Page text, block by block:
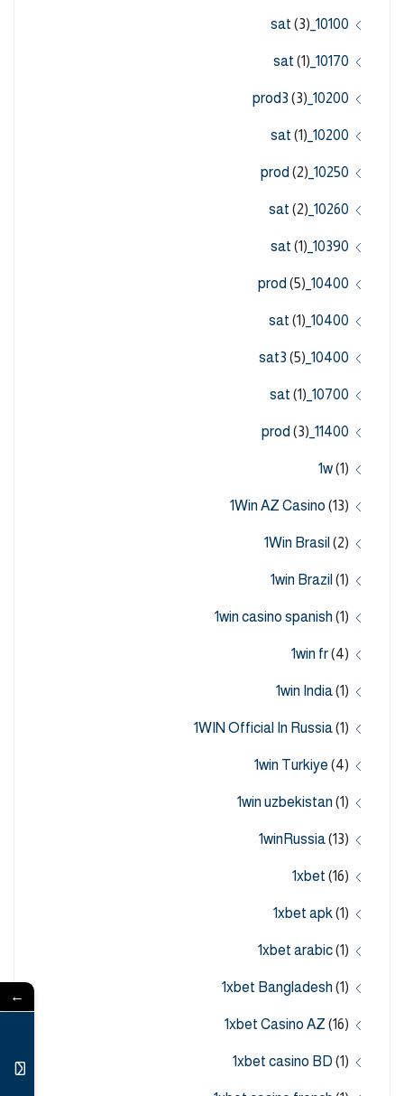
10100_sat
(3)
10170_sat
(1)
10200_prod3
(3)
10200_sat
(1)
10250_prod
(2)
10260_sat
(2)
10390_sat
(1)
10400_prod
(5)
10400_sat
(1)
10400_sat3
(5)
10700_sat
(1)
11400_prod
(3)
1w(1)
1Win AZ Casino (13)
1Win Brasil (2)
1win Brazil (1)
1win casino spanish (1)
1win fr(4)
1win India(1)
1WIN Official In Russia(1)
1win Turkiye (4)
1win uzbekistan (1)
1winRussia(13)
1xbet (16)
1xbet apk (1)
1xbet arabic(1)
1xbet Bangladesh (1)
1xbet Casino AZ (16)
1xbet casino BD (1)
←